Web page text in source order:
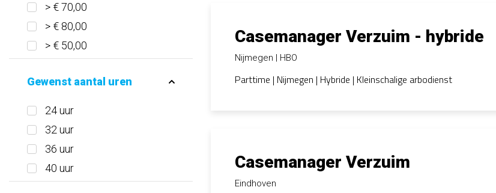
> € 70,00
> € 80,00
> € 50,00
Gewenst aantal uren
24 uur
32 uur
36 uur
40 uur
Casemanager Verzuim - hybride
Nijmegen HBO
Parttime | Nijmegen | Hybride | Kleinschalige arbodienst
Casemanager Verzuim
Eindhoven